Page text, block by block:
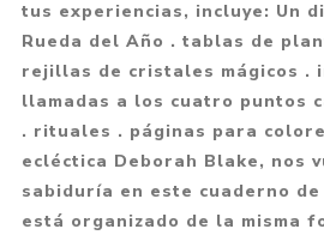
tus experiencias, incluye: Un
Rueda del Año . tablas de
rejillas de cristales mágicos .
llamadas a los cuatro puntos
. rituales . páginas para
ecléctica Deborah Blake, nos
sabiduría en este cuaderno
está organizado de la misma